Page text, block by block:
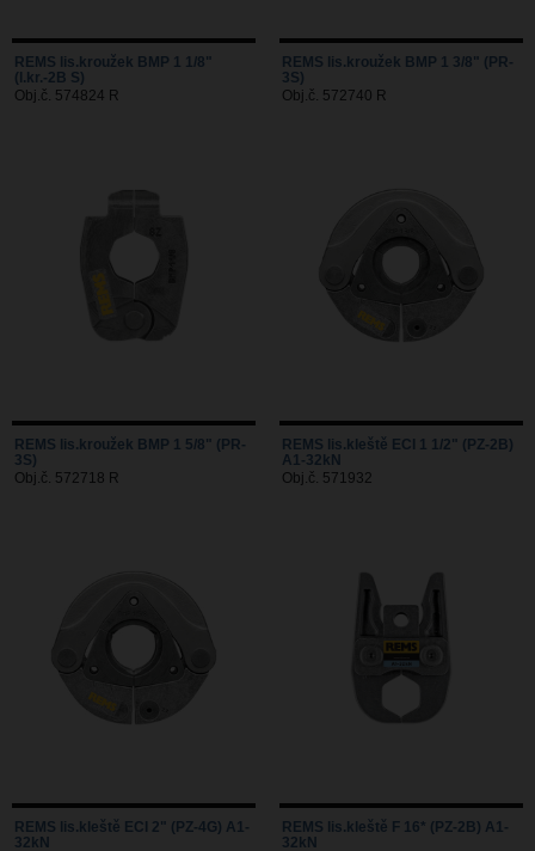
REMS lis.kroužek BMP 1 1/8"
(l.kr.-2B S)
Obj.č. 574824 R
REMS lis.kroužek BMP 1 3/8" (PR-
3S)
Obj.č. 572740 R
REMS lis.kroužek BMP 1 5/8" (PR-
3S)
Obj.č. 572718 R
REMS lis.kleště ECI 1 1/2" (PZ-2B)
A1-32kN
Obj.č. 571932
REMS lis.kleště ECI 2" (PZ-4G) A1-
32kN
REMS lis.kleště F 16* (PZ-2B) A1-
32kN